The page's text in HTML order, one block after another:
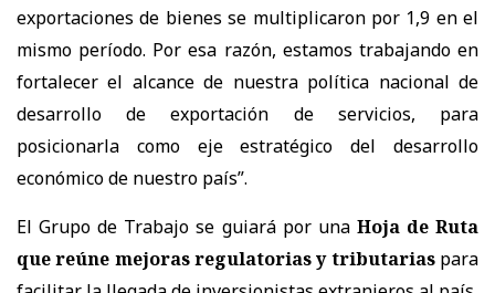
exportaciones de bienes se multiplicaron por 1,9 en el
mismo período. Por esa razón, estamos trabajando en
fortalecer el alcance de nuestra política nacional de
desarrollo de exportación de servicios, para
posicionarla como eje estratégico del desarrollo
económico de nuestro país”.
El Grupo de Trabajo se guiará por una Hoja de Ruta
que reúne mejoras regulatorias y tributariaspara